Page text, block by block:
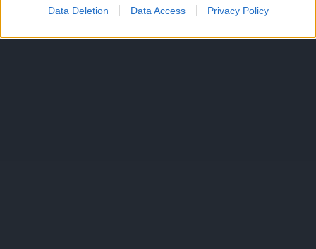
Data Deletion Data Access Privacy Policy